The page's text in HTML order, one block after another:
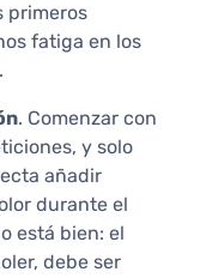
primeros
fatiga en los
. Comenzar con
y solo
añadir
durante el
está bien: el
debe ser